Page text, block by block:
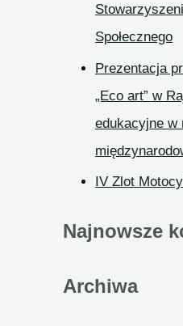
Społecznego
Prezentacja
„Eco art” w
edukacyjne w
IV Zlot
Najnowsze
Archiwa